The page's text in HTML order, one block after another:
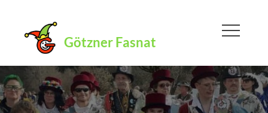
content
Götzner Fasnat